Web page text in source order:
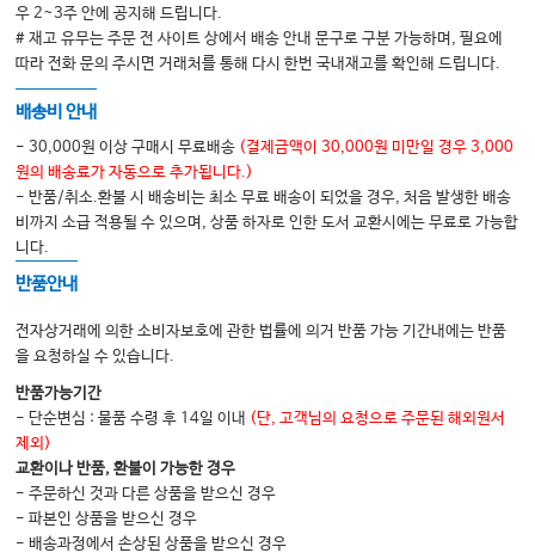
2. 치의학영상에 대한 이해
3. 해부학적 구조물과 판독 원리
4. 구강악안면병소의 영상소견
Chapter 7 구강악안면병리학(Oral and Maxillofacial Pathology)
1. 구강악안면병리학이란?
2. 치아 이상(Abnormalities of Teeth)
3. 치수 및 치근단 질환
5. 치성종양(Odontogenic Tumors)
6. 악골 질환(Jawbone Pathology)
7. 점막 질환(Mucosal Diseases)
8. 결합조직 질환(Connective Tissue Lesions)
9. 타액선 질환
10. 혈액질환(Hematologic Diseases)
우 2~3주 안에 공지해 드립니다.
# 재고 유무는 주문 전 사이트 상에서 배송 안내 문구로 구분 가능하며, 필요에
따라 전화 문의 주시면 거래처를 통해 다시 한번 국내재고를 확인해 드립니다.
배송비 안내
- 30,000원 이상 구매시 무료배송 (결제금액이 30,000원 미만일 경우 3,000
원의 배송료가 자동으로 추가됩니다.)
- 반품/취소.환불 시 배송비는 최소 무료 배송이 되었을 경우, 처음 발생한 배송
비까지 소급 적용될 수 있으며, 상품 하자로 인한 도서 교환시에는 무료로 가능합
니다.
반품안내
전자상거래에 의한 소비자보호에 관한 법률에 의거 반품 가능 기간내에는 반품
을 요청하실 수 있습니다.
반품가능기간
- 단순변심 : 물품 수령 후 14일 이내 (단, 고객님의 요청으로 주문된 해외원서
제외)
교환이나 반품, 환불이 가능한 경우
- 주문하신 것과 다른 상품을 받으신 경우
- 파본인 상품을 받으신 경우
- 배송과정에서 손상된 상품을 받으신 경우